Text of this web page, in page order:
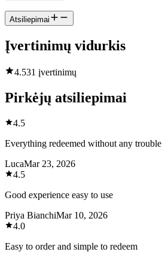
Atsiliepimai
Įvertinimų vidurkis
4.531 įvertinimų
Pirkėjų atsiliepimai
4.5
Everything redeemed without any trouble
LucaMar 23, 2026
4.5
Good experience easy to use
Priya BianchiMar 10, 2026
4.0
Easy to order and simple to redeem